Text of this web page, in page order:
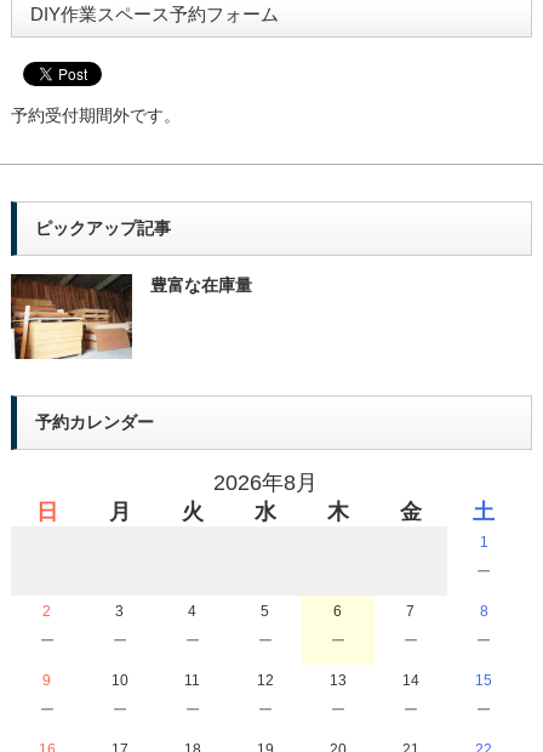
DIY作業スペース予約フォーム
予約受付期間外です。
ピックアップ記事
豊富な在庫量
予約カレンダー
2026年8月
日
月 火 水 木 金 土
1
－
2
－
3
－
4
－
5
－
6
－
7
－
8
－
9
－
10
－
11
－
12
－
13
－
14
－
15
－